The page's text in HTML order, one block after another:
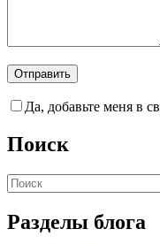
Да, добавьте меня в
Поиск
Разделы блога